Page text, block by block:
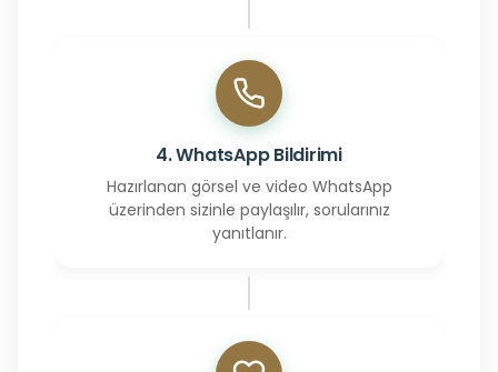
4. WhatsApp Bildirimi
Hazırlanan görsel ve video WhatsApp
üzerinden sizinle paylaşılır, sorularınız
yanıtlanır.